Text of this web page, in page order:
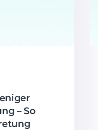
– So